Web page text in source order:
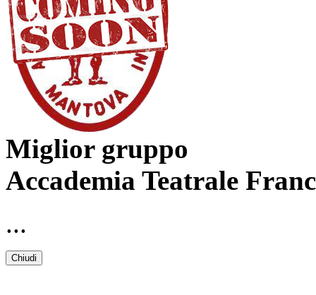
Miglior gruppo
Accademia Teatrale
...
Chiudi